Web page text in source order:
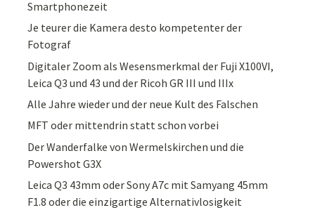
Smartphonezeit
Je teurer die Kamera desto kompetenter der
Fotograf
Digitaler Zoom als Wesensmerkmal der Fuji X100VI,
Leica Q3 und 43 und der Ricoh GR III und IIIx
Alle Jahre wieder und der neue Kult des Falschen
MFT oder mittendrin statt schon vorbei
Der Wanderfalke von Wermelskirchen und die
Powershot G3X
Leica Q3 43mm oder Sony A7c mit Samyang 45mm
F1.8 oder die einzigartige Alternativlosigkeit